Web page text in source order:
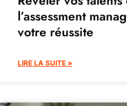
l’assessment
votre réussite
LIRE LA SUITE »